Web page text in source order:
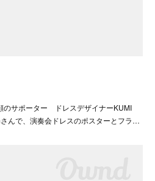
のサポーター ドレスデザイナーKUMI
んで、演奏会ドレスのポスターとフラ…